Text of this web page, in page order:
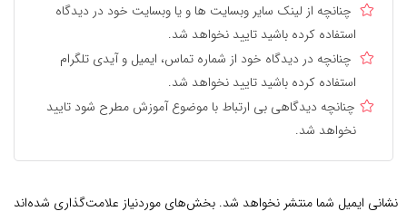
چنانچه از لینک سایر وبسایت ها و یا وبسایت خود در دیدگاه
استفاده کرده باشید تایید نخواهد شد.
چنانچه در دیدگاه خود از شماره تماس، ایمیل و آیدی تلگرام
استفاده کرده باشید تایید نخواهد شد.
چنانچه دیدگاهی بی ارتباط با موضوع آموزش مطرح شود تایید
نخواهد شد.
نشانی ایمیل شما منتشر نخواهد شد. بخش‌های موردنیاز علامت‌گذاری شده‌اند